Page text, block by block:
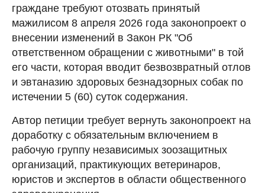
граждане требуют отозвать принятый
мажилисом 8 апреля 2026 года законопроект о
внесении изменений в Закон РК "Об
ответственном обращении с животными" в той
его части, которая вводит безвозвратный отлов
и эвтаназию здоровых безнадзорных собак по
истечении 5 (60) суток содержания.
Автор петиции требует вернуть законопроект на
доработку с обязательным включением в
рабочую группу независимых зоозащитных
организаций, практикующих ветеринаров,
юристов и экспертов в области общественного